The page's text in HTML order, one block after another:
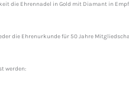
die Ehrennadel in Gold mit Diamant in
die Ehrenurkunde für 50 Jahre
werden: